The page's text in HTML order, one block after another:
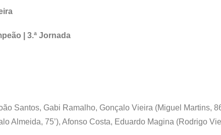
| 3.ª Jornada
Santos, Gabi Ramalho, Gonçalo Vieira (Miguel Martins,
Almeida, 75’), Afonso Costa, Eduardo Magina (Rodrigo